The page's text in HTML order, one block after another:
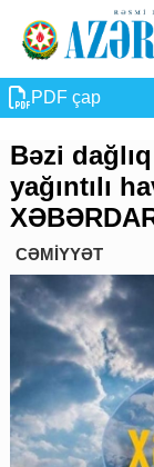
PDF çap
Bəzi
yağıntılı
CƏMİYYƏT